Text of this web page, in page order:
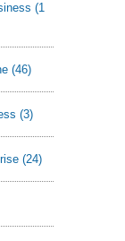
(1
(46)
(3)
(24)